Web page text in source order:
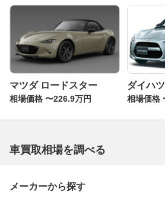
マツダ ロードスター
相場価格 〜226.9万円
ダイハ
相場価格
車買取相場を調べる
メーカーから探す